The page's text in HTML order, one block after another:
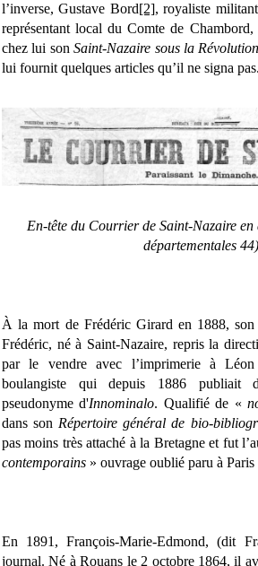
l’inverse, Gustave Bord[2], royaliste
représentant local du Comte de Chambord,
chez lui sonSaint-Nazaire sous la
lui fournit quelques articles qu’il ne signa pas.
En-têtedu Courrier de Saint-Nazaire en
départementales 44)
À la mort de Frédéric Girard en 1888,
Frédéric, né à Saint-Nazaire, repris la
par le vendre avec l’imprimerie à
boulangiste qui depuis 1886 publiait
pseudonyme d'Innominalo. Qualifié de «
dans son Répertoire général de bio-
pas moins très attaché à la Bretagne et fut
contemporains » ouvrage oublié paru à
En 1891, François-Marie-Edmond, (dit
journal. Né à Rouans le 2 octobre 1864, il